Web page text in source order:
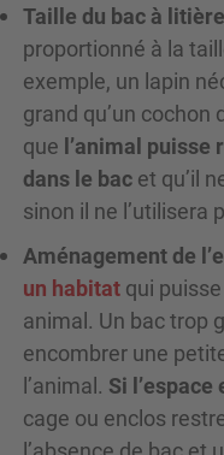
Taille du bac à litière
proportionné à la
exemple, un lapin
grand qu’un cochon
que l’animal
dans le bac et qu’il
sinon il ne l’utilisera
Aménagement de
un habitat qui
animal. Un bac trop
encombrer une
l’animal. Si
cage ou enclos